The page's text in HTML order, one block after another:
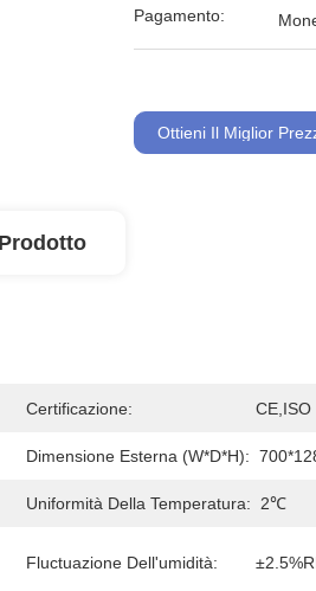
Pagamento:
Ottieni Il Miglior
Certificazione: CE,ISO
Dimensione Esterna (W*D*H):
Uniformità Della Temperatura: 2℃
Fluctuazione Dell'umidità: